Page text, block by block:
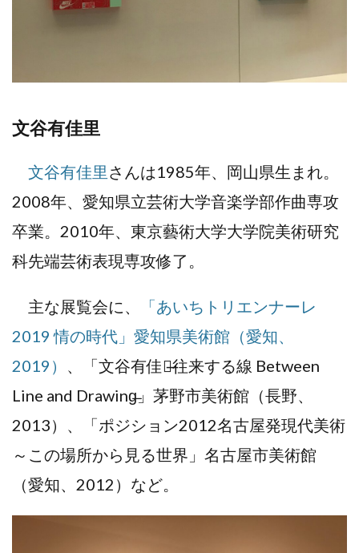
文谷有佳里
文谷有佳里さんは1985年、岡山県生まれ。
2008年、愛知県立芸術大学音楽学部作曲専攻
卒業。2010年、東京藝術大学大学院美術研究
科先端芸術表現専攻修了。
主な展覧会に、
「あいちトリエンナーレ
2019 情の時代」愛知県美術館（愛知、
2019）
、「文谷有佳里̶往来する線 Between
Line and Drawing̶」茅野市美術館（長野、
2013）、「ポジション2012名古屋発現代美術
～この場所から見る世界」名古屋市美術館
（愛知、2012）など。